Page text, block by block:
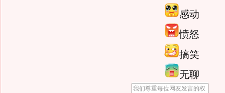
感动
愤怒
搞笑
无聊